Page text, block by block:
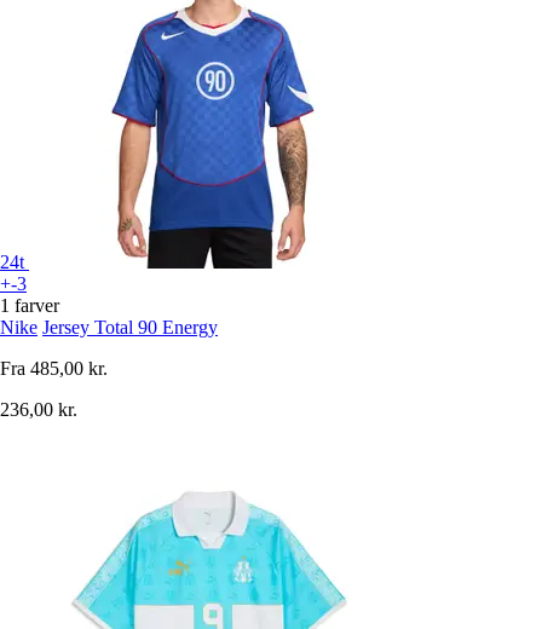
24t
+-3
1 farver
Nike Jersey Total 90 Energy
Fra 485,00 kr.
236,00 kr.